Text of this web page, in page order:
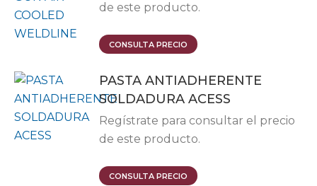
de este producto.
CONSULTA PRECIO
PASTA ANTIADHERENTE
SOLDADURA ACESS
Regístrate para consultar el precio
de este producto.
CONSULTA PRECIO